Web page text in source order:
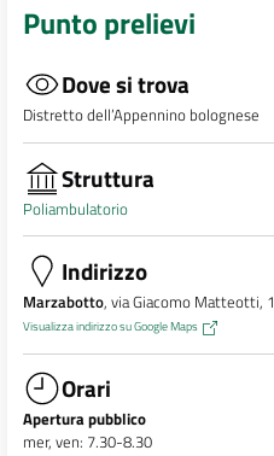
Punto prelievi
Dove si trova
Distretto dell’Appennino bolognese
Struttura
Poliambulatorio
Indirizzo
Marzabotto, via Giacomo Matteotti, 1
Visualizza indirizzo su Google Maps
Orari
Apertura pubblico
mer, ven: 7.30-8.30